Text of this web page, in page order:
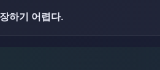
하기 어렵다.